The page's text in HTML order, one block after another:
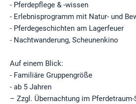
- Pferdepflege & -wissen
- Erlebnisprogramm mit Natur- und
- Pferdegeschichten am Lagerfeuer
- Nachtwanderung, Scheunenkino
Auf einem Blick:
- Familiäre Gruppengröße
- ab 5 Jahren
– Zzgl. Übernachtung im